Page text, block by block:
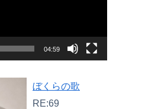
04:59
ぼくらの歌
RE:69